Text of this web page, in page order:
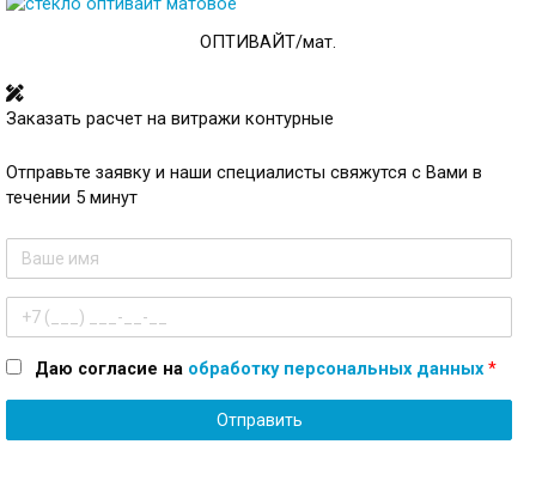
ОПТИВАЙТ/мат.
Заказать расчет на витражи контурные
Отправьте заявку и наши специалисты свяжутся с Вами в
течении 5 минут
Имя
Телефон
Даю согласие на обработку персональных данных*